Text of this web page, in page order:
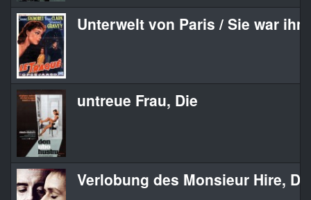
Unterwelt von Paris / Sie war
untreue Frau, Die
Verlobung des Monsieur Hire,